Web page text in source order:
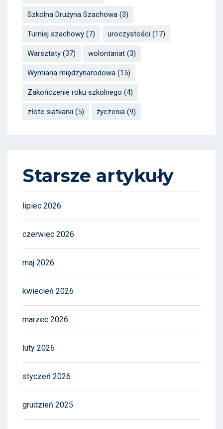
Szkolna Drużyna Szachowa (3)
Turniej szachowy (7) uroczystości (17)
Warsztaty (37) wolontariat (3)
Wymiana międzynarodowa (15)
Zakończenie roku szkolnego (4)
złote siatkarki (5) życzenia (9)
Starsze artykuły
lipiec 2026
czerwiec 2026
maj 2026
kwiecień 2026
marzec 2026
luty 2026
styczeń 2026
grudzień 2025